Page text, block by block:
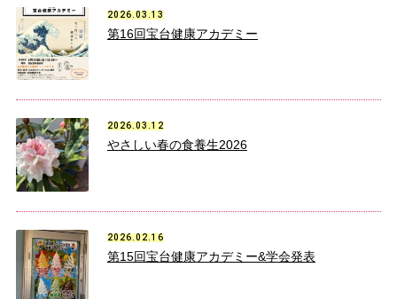
2026.03.13
第16回宝台健康アカデミー
2026.03.12
やさしい春の食養生2026
2026.02.16
第15回宝台健康アカデミー&学会発表